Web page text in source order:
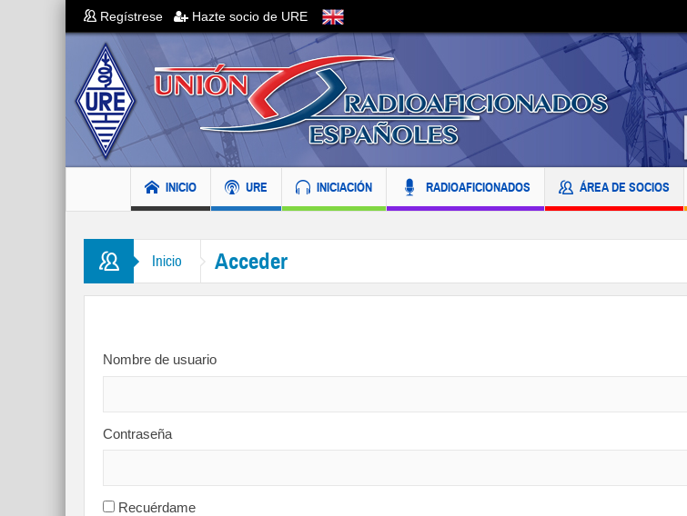
Regístrese Hazte socio de URE
INICIO URE INICIACIÓN RADIOAFICIONADOS ÁREA DE SOCIOS
Inicio Acceder
Nombre de usuario
Contraseña
Recuérdame